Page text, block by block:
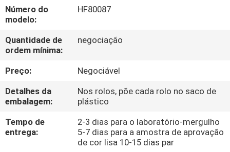
FÁBRICA
CONTROLE
DA
QUALIDADE
CONTACTE-
NOS
Número do
modelo:
HF80087
Quantidade de
ordem mínima:
negociação
Preço:
Negociável
Detalhes da
embalagem:
Nos rolos, põe cada rolo no saco de
plástico
Tempo de
entrega:
2-3 dias para o laboratório-mergulho
5-7 dias para a amostra de aprovação
de cor lisa 10-15 dias par